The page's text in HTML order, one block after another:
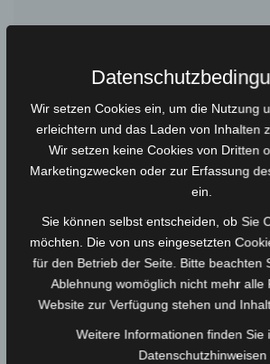
Grußkarte Ostereier
4,00€
Wir setzen Cookies ein, um die Nutzung
erleichtern und das Laden von Inhalten
Wir setzen keine Cookies von Dritten
Marketingzwecken oder zur Erfassung
ein.
Sie können selbst entscheiden, ob Sie
möchten. Die von uns eingesetzten
für den Betrieb der Seite. Bitte beachten
Ablehnung womöglich nicht mehr alle
Website zur Verfügung stehen und
Weitere Informationen finden Sie
Datenschutzhinweisen